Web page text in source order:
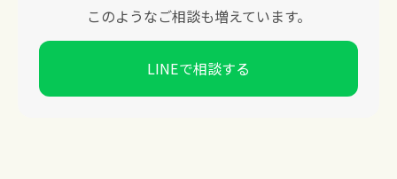
このようなご相談も増えています。
LINEで相談する